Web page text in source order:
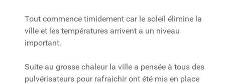
Tout commence timidement car le soleil élimine la
ville et les températures arrivent a un niveau
important.
Suite au grosse chaleur la ville a pensée à tous des
pulvérisateurs pour rafraichir ont été mis en place